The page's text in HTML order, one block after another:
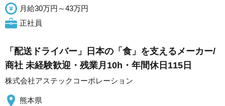
月給30万円～43万円
正社員
「配送ドライバー」日本の「食」を支えるメーカー/
商社 未経験歓迎・残業月10h・年間休日115日
株式会社アステックコーポレーション
熊本県